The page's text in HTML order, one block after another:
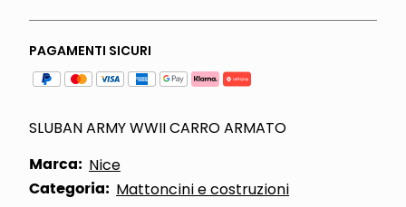
PAGAMENTI SICURI
SLUBAN ARMY WWII CARRO ARMATO
Marca: Nice
Categoria: Mattoncini e costruzioni